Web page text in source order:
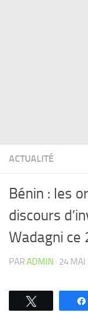
ACTUALITÉ
Bénin : les
discours
Wadagni ce
PARADMIN · 24 MAI